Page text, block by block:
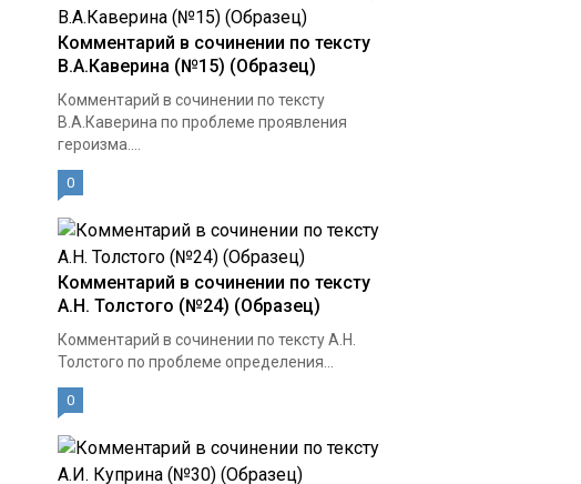
Комментарий в сочинении по тексту
В.А.Каверина (№15) (Образец)
Комментарий в сочинении по тексту
В.А.Каверина по проблеме проявления
героизма....
0
Комментарий в сочинении по тексту
А.Н. Толстого (№24) (Образец)
Комментарий в сочинении по тексту А.Н.
Толстого по проблеме определения...
0